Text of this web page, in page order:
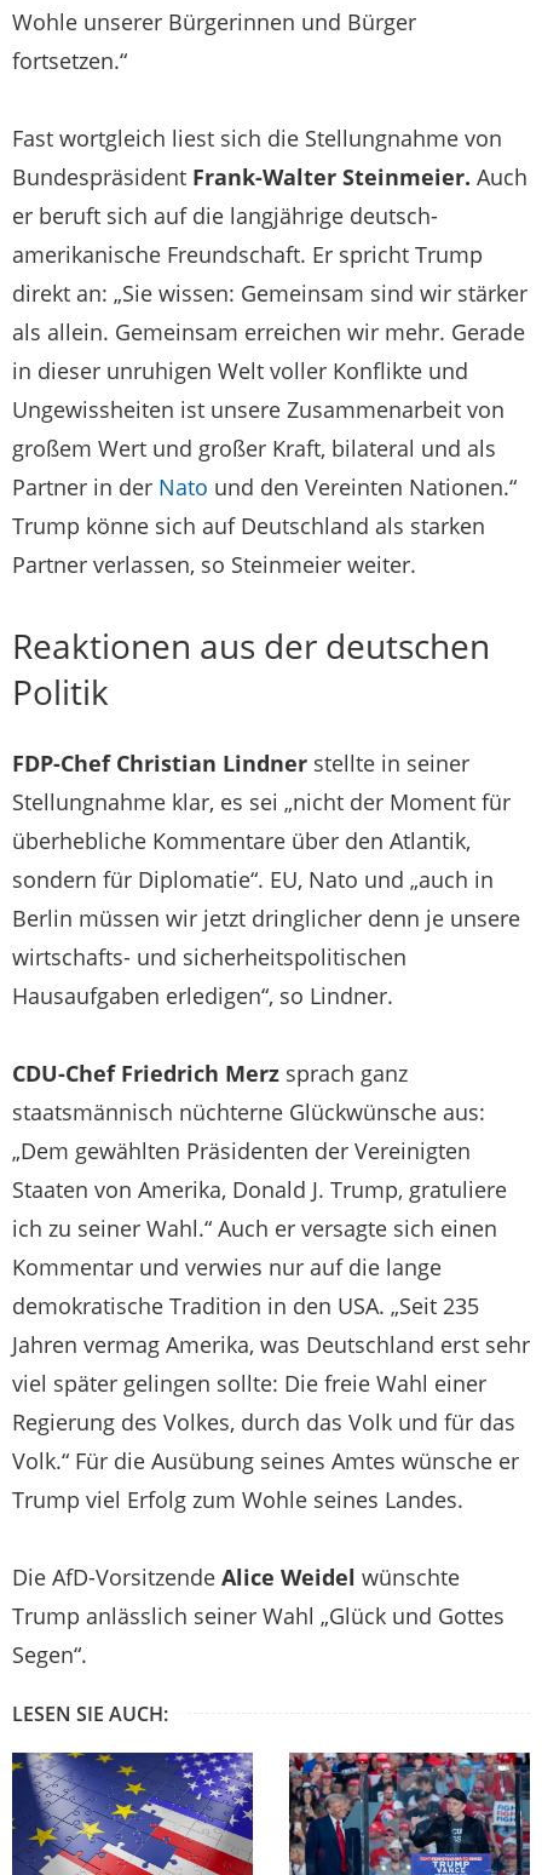
Wohle unserer Bürgerinnen und Bürger
fortsetzen.“
Fast wortgleich liest sich die Stellungnahme von
Bundespräsident Frank-Walter Steinmeier. Auch
er beruft sich auf die langjährige deutsch-
amerikanische Freundschaft. Er spricht Trump
direkt an: „Sie wissen: Gemeinsam sind wir stärker
als allein. Gemeinsam erreichen wir mehr. Gerade
in dieser unruhigen Welt voller Konflikte und
Ungewissheiten ist unsere Zusammenarbeit von
großem Wert und großer Kraft, bilateral und als
Partner in der Nato und den Vereinten Nationen.“
Trump könne sich auf Deutschland als starken
Partner verlassen, so Steinmeier weiter.
Reaktionen aus der deutschen
Politik
FDP-Chef Christian Lindner stellte in seiner
Stellungnahme klar, es sei „nicht der Moment für
überhebliche Kommentare über den Atlantik,
sondern für Diplomatie“. EU, Nato und „auch in
Berlin müssen wir jetzt dringlicher denn je unsere
wirtschafts- und sicherheitspolitischen
Hausaufgaben erledigen“, so Lindner.
CDU-Chef Friedrich Merz sprach ganz
staatsmännisch nüchterne Glückwünsche aus:
„Dem gewählten Präsidenten der Vereinigten
Staaten von Amerika, Donald J. Trump, gratuliere
ich zu seiner Wahl.“ Auch er versagte sich einen
Kommentar und verwies nur auf die lange
demokratische Tradition in den USA. „Seit 235
Jahren vermag Amerika, was Deutschland erst sehr
viel später gelingen sollte: Die freie Wahl einer
Regierung des Volkes, durch das Volk und für das
Volk.“ Für die Ausübung seines Amtes wünsche er
Trump viel Erfolg zum Wohle seines Landes.
Die AfD-Vorsitzende Alice Weidel wünschte
Trump anlässlich seiner Wahl „Glück und Gottes
Segen“.
LESEN SIE AUCH: